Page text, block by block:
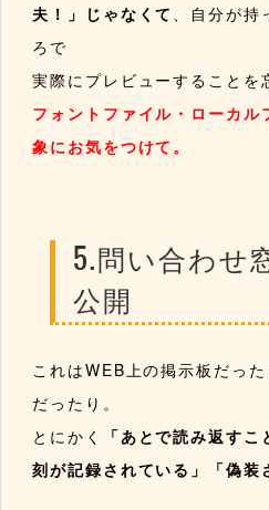
夫！」じゃなくて
、自分が
ろで
実際にプレビューすることを
フォントファイル・ローカル
象にお気をつけて。
5.問い合わせ
公開
これはWEB上の掲示板だっ
だったり。
とにかく
「あとで読み返す
刻が記録されている」「偽装